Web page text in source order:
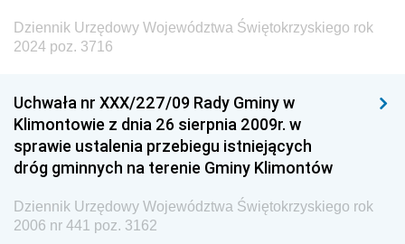
Dziennik Urzędowy Województwa Świętokrzyskiego rok
2024 poz. 3716
Uchwała nr XXX/227/09 Rady Gminy w
Klimontowie z dnia 26 sierpnia 2009r. w
sprawie ustalenia przebiegu istniejących
dróg gminnych na terenie Gminy Klimontów
Dziennik Urzędowy Województwa Świętokrzyskiego rok
2006 nr 441 poz. 3162